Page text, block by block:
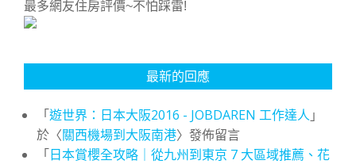
最多網友住房評價~不怕踩雷!
最新的回應
「遊世界：日本大阪2016 - JOBDAREN 工作達人 」
於〈關西機場到大阪南港〉發佈留言
「日本賞櫻全攻略｜從九州到東京 7 大區域推薦、花